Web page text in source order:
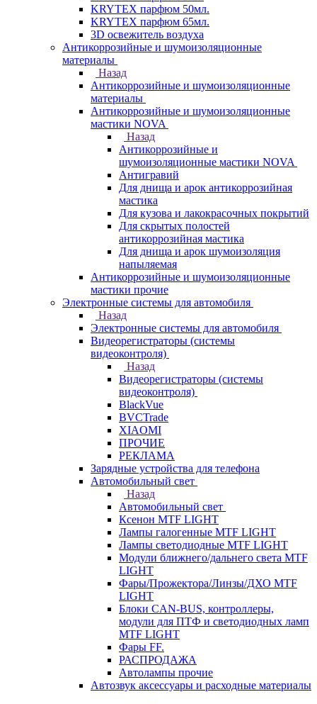
KRYTEX парфюм 50мл.
KRYTEX парфюм 65мл.
3D освежитель воздуха
Антикоррозийные и шумоизоляционные
материалы
Назад
Антикоррозийные и шумоизоляционные
материалы
Антикоррозийные и шумоизоляционные
мастики NOVA
Назад
Антикоррозийные и
шумоизоляционные мастики NOVA
Антигравий
Для днища и арок антикоррозийная
мастика
Для кузова и лакокрасочных покрытий
Для скрытых полостей
антикоррозийная мастика
Для днища и арок шумоизоляция
напыляемая
Антикоррозийные и шумоизоляционные
мастики прочие
Электронные системы для автомобиля
Назад
Электронные системы для автомобиля
Видеорегистраторы (системы
видеоконтроля)
Назад
Видеорегистраторы (системы
видеоконтроля)
BlackVue
BVCTrade
XIAOMI
ПРОЧИЕ
РЕКЛАМА
Зарядные устройства для телефона
Автомобильный свет
Назад
Автомобильный свет
Ксенон MTF LIGHT
Лампы галогенные MTF LIGHT
Лампы светодиодные MTF LIGHT
Модули ближнего/дальнего света MTF
LIGHT
Фары/Прожектора/Линзы/ДХО MTF
LIGHT
Блоки CAN-BUS, контроллеры,
модули для ПТФ и светодиодных ламп
MTF LIGHT
Фары FF.
РАСПРОДАЖА
Автолампы прочие
Автозвук аксессуары и расходные материалы